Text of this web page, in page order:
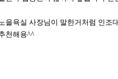
을욕실 사장님이 말한거처럼 인조
천해용^^